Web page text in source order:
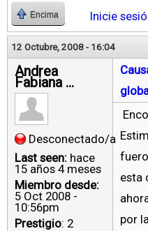
Encima Inicie
12 Octubre, 2008 - 16:04
Andrea
Fabiana ...
Desconectado/a
Last seen: hace
15 años 4 meses
Miembro desde:
5 Oct 2008 -
10:56pm
Prestigio: 2
esta
por